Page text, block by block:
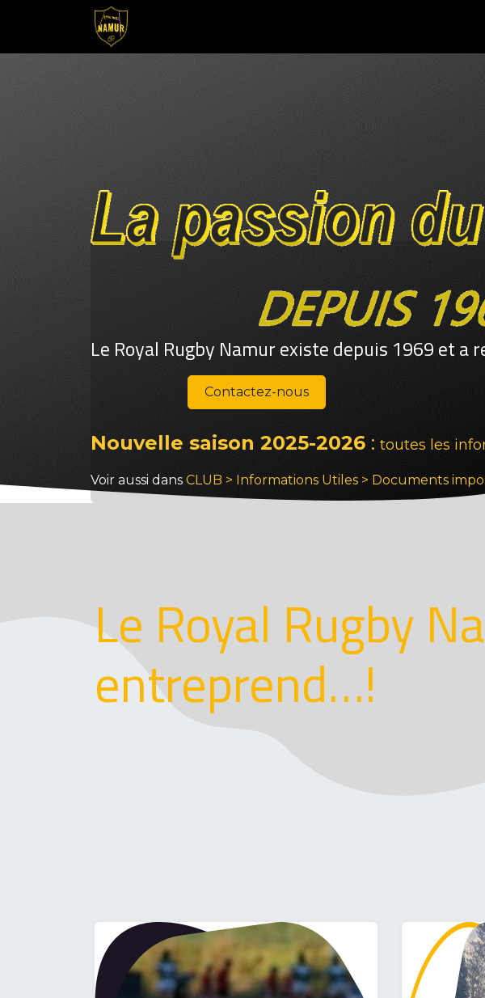
Se rendre au contenu
Le Royal Rugby Namur existe depuis 1969 et a
Contactez-nous
Nouvelle saison 2025-2026 : toutes les
Voir aussi dans CLUB > Informations Utiles > Documents
Le Royal Rugby
entreprend…!